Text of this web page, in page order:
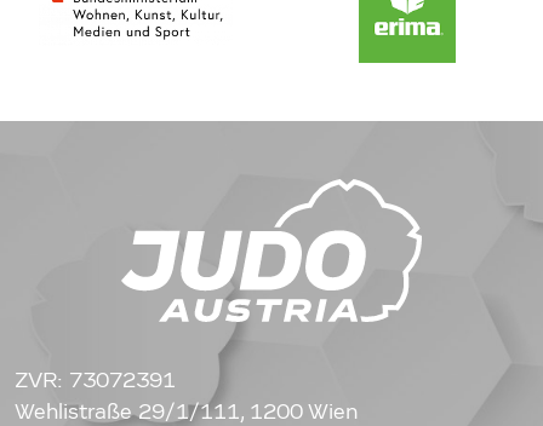
ZVR: 73072391
Wehlistraße 29/1/111, 1200 Wien